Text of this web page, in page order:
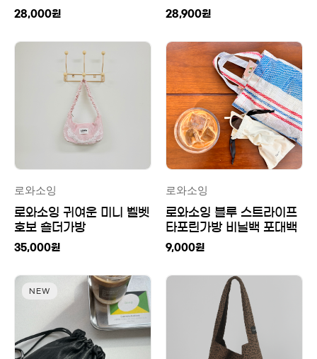
가벼운 바이어스 리본 가방
28,000원 28,900원
로와소잉
로와소잉 귀여운 미니 벨벳
호보 숄더가방
35,000원
로와소잉
로와소잉 블루 스트라이프
타포린가방 비닐백 포대백
친환경 레트로 미니백
9,000원
NEW